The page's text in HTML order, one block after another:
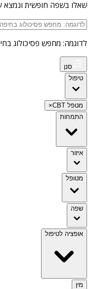
שאלו בשפה חופשית ונמצא
לדוגמה: מחפש פסיכולוג
סנן
טיפול
מטפל CBT
×
התמחות
איזור
מטופל
שפה
אופציה לטיפול
מין